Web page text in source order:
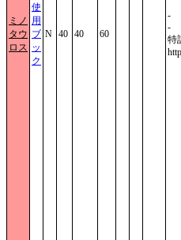
ミノ
タウ
ロス
使
用
ブ
ッ
ク
N 40 40 60
-
-
特